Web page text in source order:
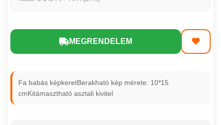
MEGRENDELEM
Fa babás képkeretBerakható kép mérete: 10*15
cmKitámasztható asztali kivitel